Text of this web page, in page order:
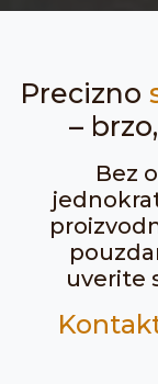
Precizno
–
Bez
uverite